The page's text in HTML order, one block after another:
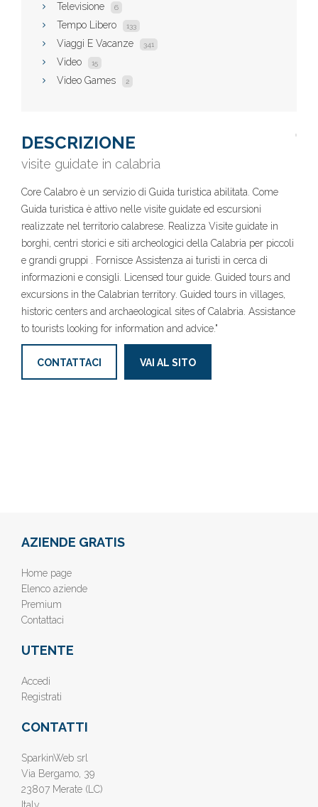
Televisione 6
Tempo Libero 133
Viaggi E Vacanze 341
Video 15
Video Games 2
DESCRIZIONE
visite guidate in calabria
Core Calabro è un servizio di Guida turistica abilitata. Come
Guida turistica è attivo nelle visite guidate ed escursioni
realizzate nel territorio calabrese. Realizza Visite guidate in
borghi, centri storici e siti archeologici della Calabria per piccoli
e grandi gruppi . Fornisce Assistenza ai turisti in cerca di
informazioni e consigli. Licensed tour guide. Guided tours and
excursions in the Calabrian territory. Guided tours in villages,
historic centers and archaeological sites of Calabria. Assistance
to tourists looking for information and advice."
CONTATTACI VAI AL SITO
AZIENDE GRATIS
Home page
Elenco aziende
Premium
Contattaci
UTENTE
Accedi
Registrati
CONTATTI
SparkinWeb srl
Via Bergamo, 39
23807 Merate (LC)